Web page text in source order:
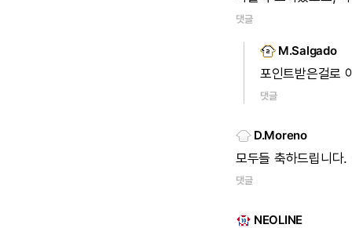
댓글
M.Salgado
포인트받은걸로
댓글
D.Moreno
모두들 축하드립니다.
댓글
NEOLINE